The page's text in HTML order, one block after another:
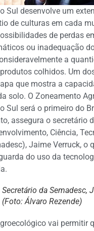
Sul desenvolve um
de culturas em cada
de perdas
ou inadequação
a
colhidos. Um
que mostra a
solo. O Zoneamento
Sul será o primeiro do
assegura o secretário
Ciência,
Jaime Verruck, o
do uso da
Secretário da Semadesc,
(Foto: Álvaro Rezende)
vai permitir